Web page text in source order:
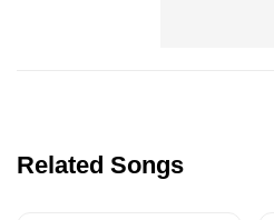
Related Songs